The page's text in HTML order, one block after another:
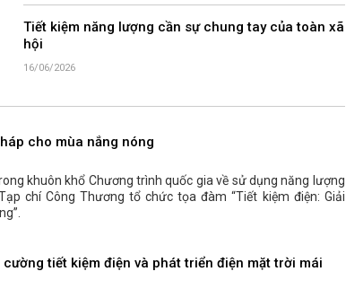
Tiết kiệm năng lượng cần sự chung tay của toàn xã
hội
16/06/2026
cho mùa nắng nóng
khuôn khổ Chương trình quốc gia về sử dụng năng lượng
chí Công Thương tổ chức tọa đàm “Tiết kiệm điện: Giải
cường tiết kiệm điện và phát triển điện mặt trời mái